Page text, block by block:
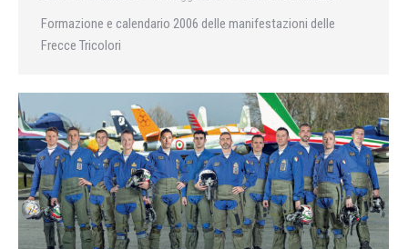
Formazione e calendario 2006 delle manifestazioni delle
Frecce Tricolori